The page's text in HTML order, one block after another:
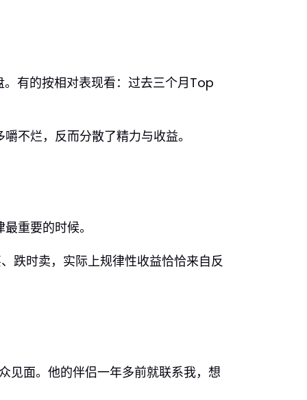
有的按相对表现看：过去三个月Top
不烂，反而分散了精力与收益。
重要的时候。
跌时卖，实际上规律性收益恰恰来自反
面。他的伴侣一年多前就联系我，想